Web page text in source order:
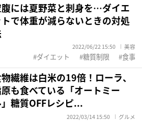
には夏野菜と刺身を…ダイエ
トで体重が減らないときの対処
2022/06/22 15:50 美容
ダイエット 糖質制限 食事
繊維は白米の19倍！ローラ、
も食べている「オートミー
糖質OFFレシピ...
2022/03/14 15:50 グルメ